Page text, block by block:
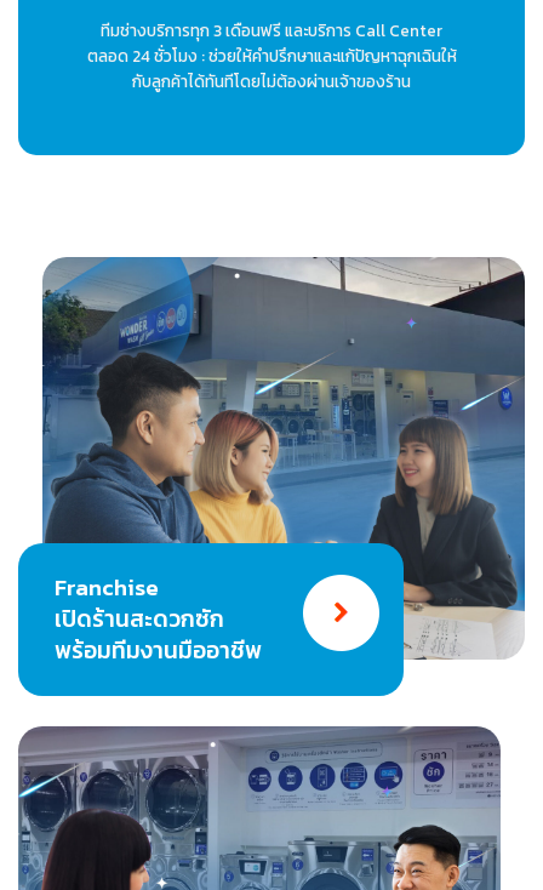
ทีมช่างบริการทุก 3 เดือนฟรี และบริการ Call Center
ตลอด 24 ชั่วโมง : ช่วยให้คำปรึกษาและแก้ปัญหาฉุกเฉินให้
กับลูกค้าได้ทันทีโดยไม่ต้องผ่านเจ้าของร้าน
Franchise
เปิดร้านสะดวกซัก
พร้อมทีมงานมืออาชีพ